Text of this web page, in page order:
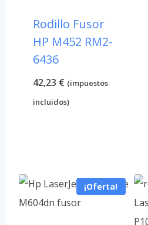
Rodillo Fusor
HP M452 RM2-
6436
42,23 € (impuestos
incluidos)
¡Oferta!